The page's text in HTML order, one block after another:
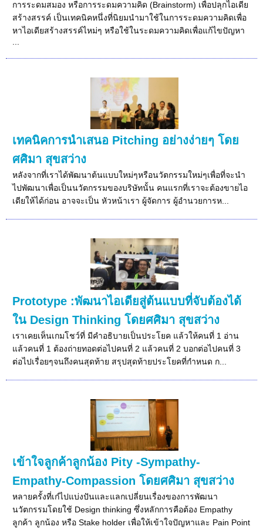
การระดมสมอง หรือการระดมความคิด (Brainstorm) เพื่อปลุกไอเดีย
สร้างสรรค์ เป็นเทคนิคหนึ่งที่นิยมนำมาใช้ในการระดมความคิดเพื่อ
หาไอเดียสร้างสรรค์ไหม่ๆ หรือใช้ในระดมความคิดเพื่อแก้ไขปัญหา
เทคนิคการนำเสนอ Pitching อย่างง่ายๆ โดย
ศศิมา สุขสว่าง
หลังจากที่เราได้พัฒนาต้นแบบใหม่ๆหรือนวัตกรรมใหม่ๆเพื่อที่จะนำ
ไปพัฒนาเพื่อเป็นนวัตกรรมของบริษัทนั้น คนแรกที่เราจะต้องขายไอ
เดียให้ได้ก่อน อาจจะเป็น หัวหน้าเรา ผู้จัดการ ผู้อำนวยการห...
Prototype :พัฒนาไอเดียสู่ต้นแบบที่จับต้องได้
ใน Design Thinking โดยศศิมา สุขสว่าง
เราเคยเห็นเกมโชว์ที่ มีคำอธิบายเป็นประโยค แล้วให้คนที่ 1 อ่าน
แล้วคนที่ 1 ต้องถ่ายทอดต่อไปคนที่ 2 แล้วคนที่ 2 บอกต่อไปคนที่ 3
ต่อไปเรื่อยๆจนถึงคนสุดท้าย สรุปสุดท้ายประโยคที่กำหนด ก...
เข้าใจลูกค้าลูกน้อง Pity -Sympathy-
Empathy-Compassion โดยศศิมา สุขสว่าง
หลายครั้งที่เก๋ไปแบ่งปันและแลกเปลี่ยนเรื่องของการพัฒนา
นวัตกรรมโดยใช้ Design thinking ซึ่งหลักการคือต้อง Empathy
ลูกค้า ลูกน้อง หรือ Stake holder เพื่อให้เข้าใจปัญหาและ Pain Point